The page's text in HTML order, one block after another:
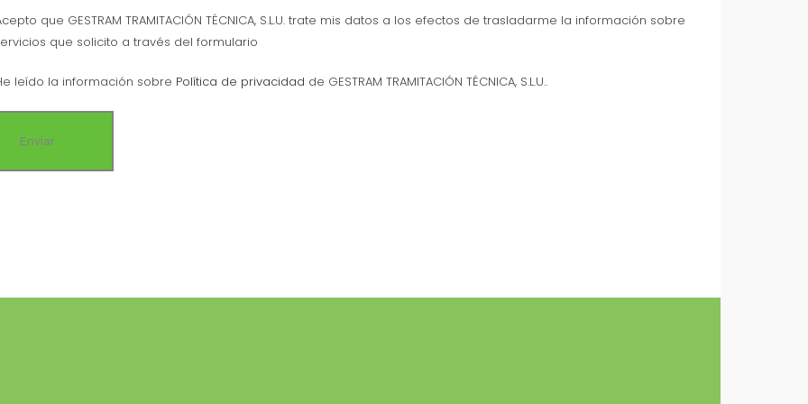
que GESTRAM TRAMITACIÓN TÉCNICA, S.L.U. trate mis datos a los efectos de trasladarme la información sobre
que solicito a través del formulario
leído la información sobre Política de privacidad de GESTRAM TRAMITACIÓN TÉCNICA, S.L.U..